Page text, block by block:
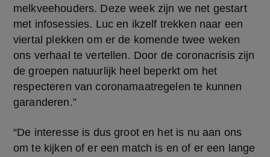
melkveehouders. Deze week zijn we net gestart
met infosessies. Luc en ikzelf trekken naar een
viertal plekken om er de komende twee weken
ons verhaal te vertellen. Door de coronacrisis zijn
de groepen natuurlijk heel beperkt om het
respecteren van coronamaatregelen te kunnen
garanderen.”
“De interesse is dus groot en het is nu aan ons
om te kijken of er een match is en of er een lange